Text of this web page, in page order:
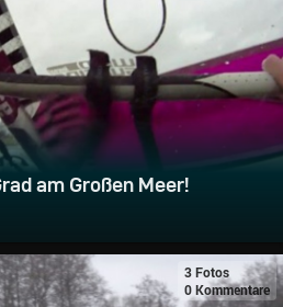
am Großen Meer!
3 Fotos
0 Kommentare